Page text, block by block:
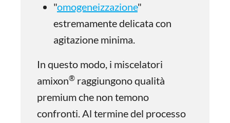
"omogeneizzazione"
estremamente delicata con
agitazione minima.
In questo modo, i miscelatori
amixon® raggiungono qualità
premium che non temono
confronti. Al termine del processo